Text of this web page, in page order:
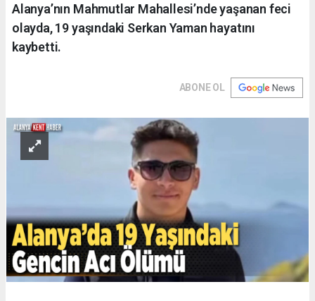
Alanya’nın Mahmutlar Mahallesi’nde yaşanan feci
olayda, 19 yaşındaki Serkan Yaman hayatını
kaybetti.
ABONE OL